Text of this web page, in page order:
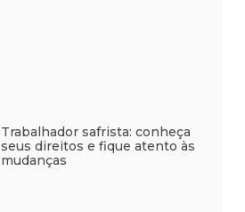
Trabalhador safrista: conheça
seus direitos e fique atento às
mudanças